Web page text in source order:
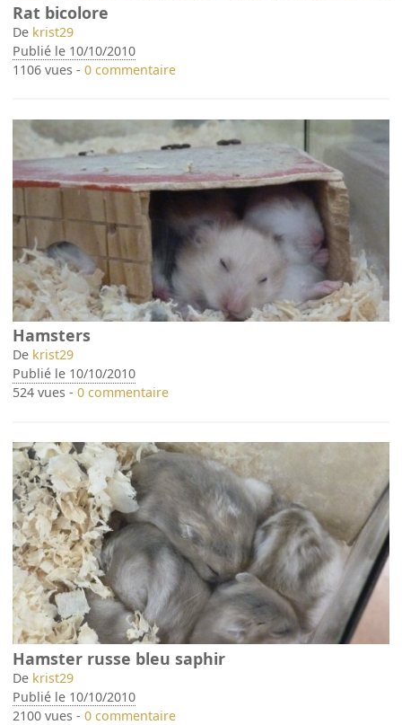
Rat bicolore
De krist29
Publié le 10/10/2010
1106 vues -0 commentaire
Hamsters
De krist29
Publié le 10/10/2010
524 vues -0 commentaire
Hamster russe bleu saphir
De krist29
Publié le 10/10/2010
2100 vues -0 commentaire